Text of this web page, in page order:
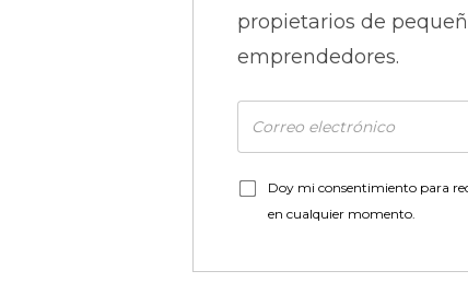
propietarios de
emprendedores.
Doy mi consentimiento para
en cualquier momento.